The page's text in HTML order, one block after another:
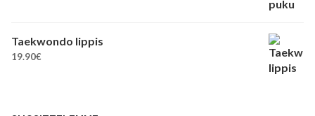
Taekwondo lippis
19.90€